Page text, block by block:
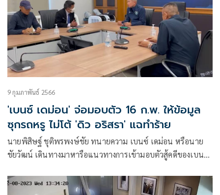
9 กุมภาพันธ์ 2566
'เบนซ์ เดม่อน' จ่อมอบตัว 16 ก.พ. ให้ข้อมูล
ซุกรถหรู ไม่โต้ 'ดิว อริสรา' แฉทำร้าย
นายพิสิษฐ์ ชุติพรพงษ์ชัย ทนายความ เบนซ์ เดม่อน หรือนาย
ชัยวัฒน์ เดินทางมาหารือแนวทางการเข้ามอบตัวสู้คดีของเบนซ์
ประเด็น คือแสดงความจำนงในการเดินทางกลับเข้าประเทศไทย